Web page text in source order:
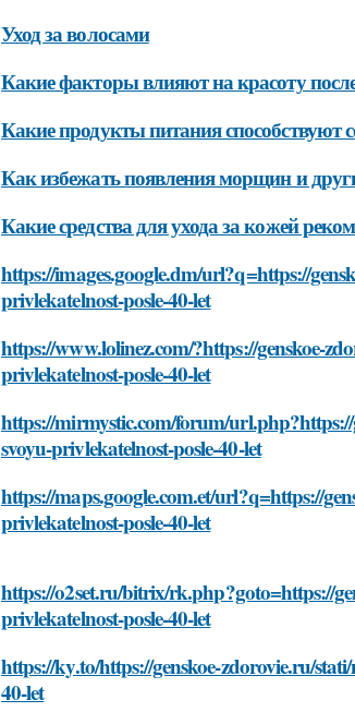
Уход за волосами
Какие факторы влияют на красоту
Какие продукты питания способствуют
Как избежать появления морщин и
Какие средства для ухода за кожей
https://images.google.dm/url?q=https://
privlekatelnost-posle-40-let
https://www.lolinez.com/?https://genskoe-
privlekatelnost-posle-40-let
https://mirmystic.com/forum/
svoyu-privlekatelnost-posle-40-let
https://maps.google.com.et/url?q=https://
privlekatelnost-posle-40-let
https://o2set.ru/bitrix/rk.php?goto=https://
privlekatelnost-posle-40-let
https://ky.to/https://genskoe-zdorovie.ru/
40-let